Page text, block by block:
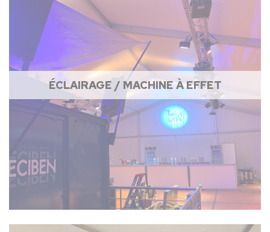
ÉCLAIRAGE / MACHINE À EFFET